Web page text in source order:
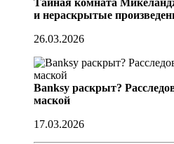
Тайная комната
и нераскрытые
26.03.2026
Banksy раскрыт?
маской
17.03.2026